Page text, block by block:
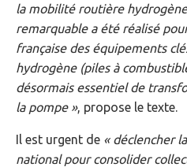
la mobilité routière
remarquable a été réalisé
française des équipements
hydrogène (piles à
désormais essentiel de
la pompe », propose le texte.
Il est urgent de « déclencher
national pour consolider